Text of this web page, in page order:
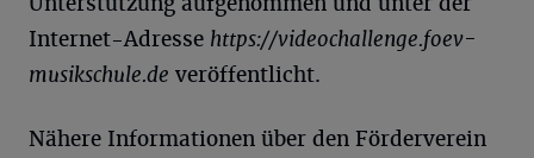
Internet-Adresse https://videochallenge.foev-
musikschule.de veröffentlicht.
Nähere Informationen über den Förderverein